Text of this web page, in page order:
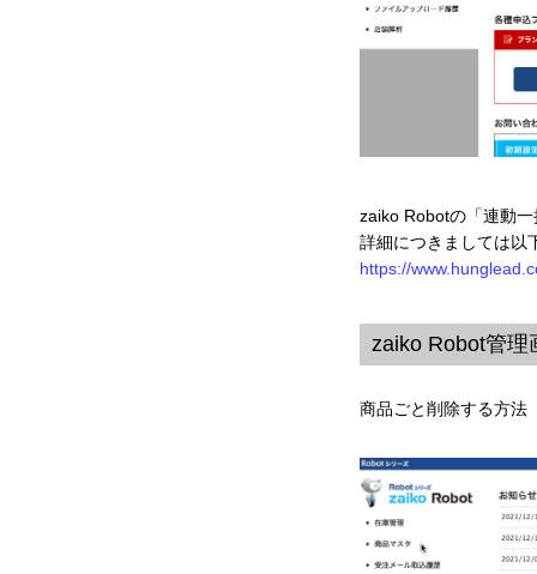
zaiko Robotの「連動
詳細につきましては以
https://
zaiko Robot管理
商品ごと削除する方法